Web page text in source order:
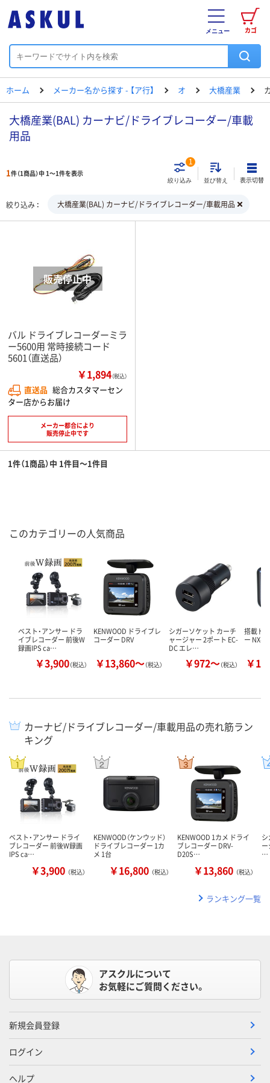
カゴ
メニュー
ホーム メーカー名から探す - 【ア行】 オ 大橋産業
大橋産業(BAL) カーナビ/ドライブレコーダー/車載
用品
1件（1商品）中 1～1件を表示
絞り込み
1
並び替え 表示切替
絞り込み 大橋産業(BAL) カーナビ/ドライブレコーダー/車載用品
バル ドライブレコーダーミラ
ー5600用 常時接続コード
5601（直送品）
￥1,894（税込）
直送品 総合カスタマーセン
ター店からお届け
メーカー都合により
販売停止中です
1件（1商品）中 1件目～1件目
このカテゴリーの人気商品
ベスト・アンサー ドラ
イブレコーダー 前後W
録画IPS ca…
￥3,900（税込）
KENWOOD ドライブレ
コーダー DRV
￥13,860～（税込）
シガーソケット カーチ
ャージャー 2ポート EC-
DC エレ…
￥972～（税込）
搭載ド
ー NX-
￥
カーナビ/ドライブレコーダー/車載用品の売れ筋ラン
キング
ベスト・アンサー ドライ
ブレコーダー 前後W録画
IPS ca…
￥3,900 （税込）
KENWOOD（ケンウッド）
ドライブレコーダー 1カ
メ 1台
￥16,800 （税込）
KENWOOD 1カメ ドライ
ブレコーダー DRV-
D20S…
￥13,860 （税込）
…
ランキング一覧
アスクルについて
お気軽にご質問ください。
新規会員登録
ログイン
ヘルプ